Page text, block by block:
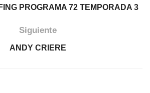
PROGRAMA 72 TEMPORADA 3
Siguiente
ANDY CRIERE